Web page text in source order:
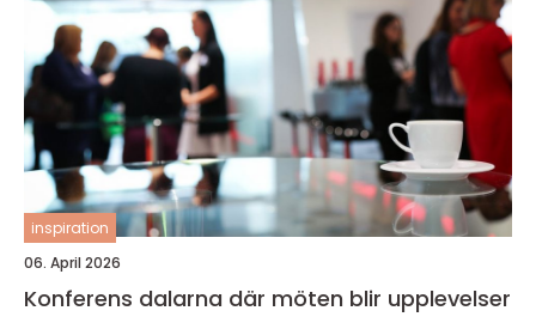
inspiration
06. April 2026
Konferens dalarna där möten blir upplevelser